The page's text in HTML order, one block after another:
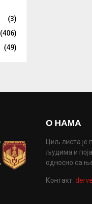
(3)
(406)
(49)
О НАМА
Циљ листа је
људима и
односно са
Контакт: